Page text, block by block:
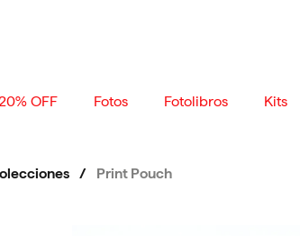
OFF Fotos Fotolibros Kits
/ Print Pouch